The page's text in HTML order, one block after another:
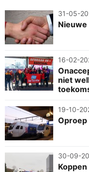
31-05-
16-02-
niet
19-10-
30-09-